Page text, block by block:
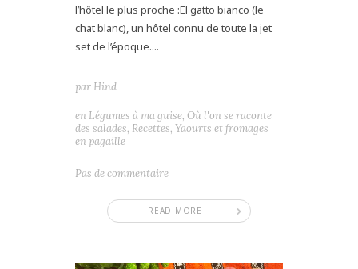
l’hôtel le plus proche :El gatto bianco (le
chat blanc), un hôtel connu de toute la jet
set de l’époque....
READ MORE
par Hind
en Légumes à ma guise, Où l'on se raconte
des salades, Recettes, Yaourts et fromages
en pagaille
Pas de commentaire